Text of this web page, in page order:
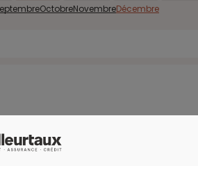
OctobreNovembreDécembre